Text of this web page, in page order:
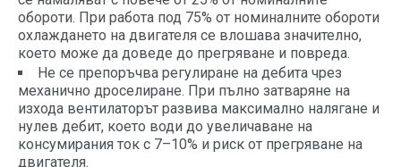
обороти. При работа под 75% от номиналните обороти
охлаждането на двигателя се влошава значително,
което може да доведе до прегряване и повреда.
Не се препоръчва регулиране на дебита чрез
механично дроселиране. При пълно затваряне на
изхода вентилаторът развива максимално налягане и
нулев дебит, което води до увеличаване на
консумирания ток с 7–10% и риск от прегряване на
двигателя.